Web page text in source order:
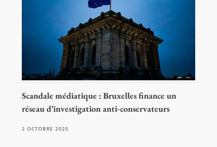
Scandale médiatique : Bruxelles finance un
réseau d’investigation anti-conservateurs
2 OCTOBRE 2025